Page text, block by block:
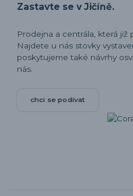
Zastavte se v Jičíně.
Prodejna a centrála, která již
Najdete u nás stovky
poskytujeme také návrhy
nás.
chci se podívat